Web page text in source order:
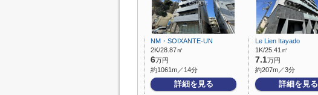
NM・SOIXANTE-UN
2K/28.87㎡
6万円
約1061m／14分
詳細を見る
Le Lien Itayado
1K/25.41㎡
7.1万円
約207m／3分
詳細を見る